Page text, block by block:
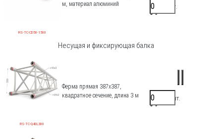
RS-TC-CD50-1500
м, материал алюминий
8500 ₽/шт.
0 ₽
Несущая и фиксирующая балка
RS-TC-Q40L300
Ферма прямая 387х387,
квадратное сечение, длина 3 м
41000 ₽/шт.
0 ₽